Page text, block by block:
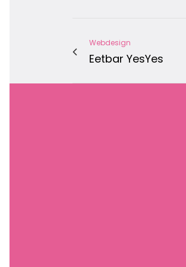
Webdesign
Eetbar YesYes